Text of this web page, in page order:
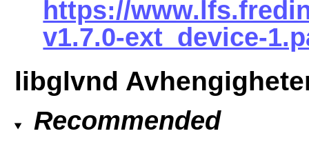
https://
v1.7.0-ext_device-
libglvnd
Recommended